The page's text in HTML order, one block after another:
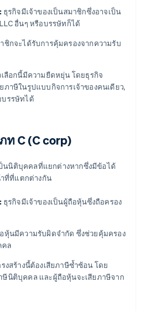
ธุรกิจมีเจ้าของเป็นสมาชิกซึ่งอาจเป็น
อื่นๆ หรือบรรษัทก็ได้
ชิกจะได้รับการคุ้มครองจากความรับ
ลือกนี้มีความยืดหยุ่น โดยธุรกิจ
ภาษีในรูปแบบกิจการเจ้าของคนเดียว,
รรษัทได้
ท C (C corp)
นนิติบุคคลที่แยกต่างหากซึ่งมีข้อได้
ที่ที่แตกต่างกัน
ธุรกิจมีเจ้าของเป็นผู้ถือหุ้นซึ่งถือครอง
หุ้นมีความรับผิดจำกัด ซึ่งช่วยคุ้มครอง
ล
งสร้างนี้ต้องเสียภาษีซ้ำซ้อน โดย
ษีนิติบุคคล และผู้ถือหุ้นจะเสียภาษีจาก